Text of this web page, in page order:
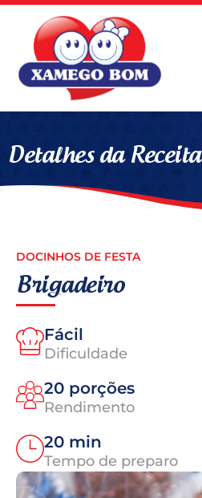
Detalhes da Receita
DOCINHOS DE FESTA
Brigadeiro
Fácil
Dificuldade
20 porções
Rendimento
20 min
Tempo de preparo